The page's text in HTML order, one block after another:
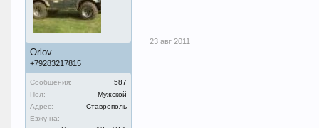
Orlov
+79283217815
Сообщения:
587
Пол:
Мужской
Адрес:
Ставрополь
Езжу на:
23 авг 2011